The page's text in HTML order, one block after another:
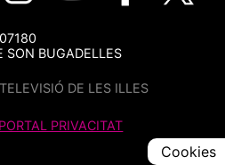
SON BUGADELLES
DE LES ILLES
PORTAL PRIVACITAT
Cookies